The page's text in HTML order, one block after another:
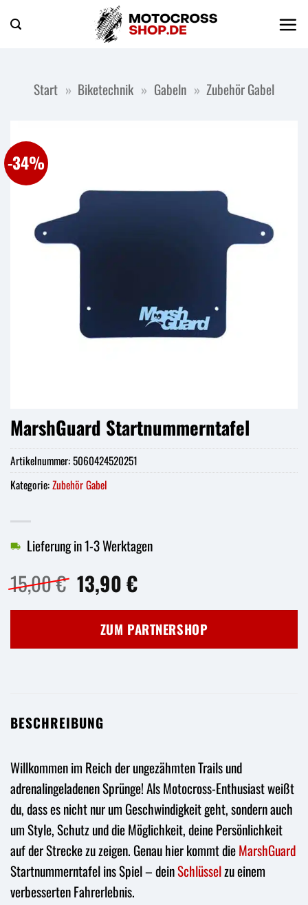
Inhalt
Start » Biketechnik » Gabeln » Zubehör Gabel
-34%
MarshGuard Startnummerntafel
15,00€ Ursprünglicher
Preis
war:
15,00 €
13,90€Aktueller
ist:
13,90 €.
Lieferung in 1-3 Werktagen
ZUM PARTNERSHOP
Artikelnummer:5060424520251
Kategorie:Zubehör Gabel
BESCHREIBUNG
Willkommen im Reich der ungezähmten Trails und
adrenalingeladenen Sprünge! Als Motocross-Enthusiast weißt
du, dass es nicht nur um Geschwindigkeit geht, sondern auch
um Style, Schutz und die Möglichkeit, deine Persönlichkeit
auf der Strecke zu zeigen. Genau hier kommt dieMarshGuard
Startnummerntafel ins Spiel – deinSchlüsselzu einem
verbesserten Fahrerlebnis.